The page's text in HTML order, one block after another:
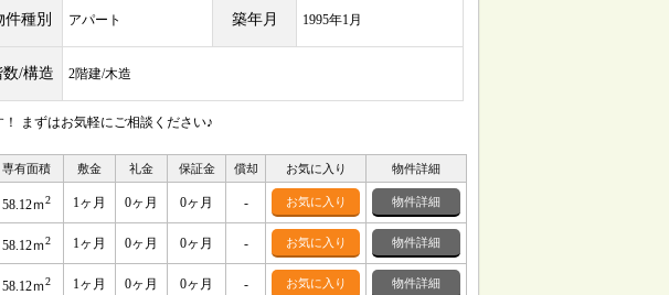
件種別 アパート 築年月 1995年1月
数/構造 2階建/木造
まずはお気軽にご相談ください♪
専有面積 敷金 礼金 保証金 償却 お気に入り 物件詳細
58.12ｍ2 1ヶ月 0ヶ月 0ヶ月 - お気に入り 物件詳細
58.12ｍ2 1ヶ月 0ヶ月 0ヶ月 - お気に入り 物件詳細
58.12ｍ2 1ヶ月 0ヶ月 0ヶ月 - お気に入り 物件詳細